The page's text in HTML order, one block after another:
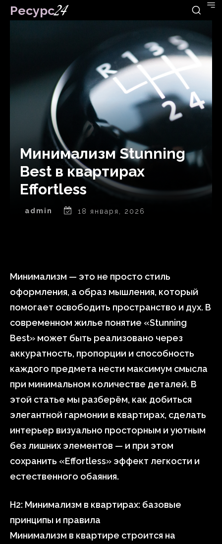
Ресурс24
Минимализм Stunning
Best в квартирах
Effortless
admin 18 января, 2026
Минимализм — это не просто стиль
оформления, а образ мышления, который
помогает освободить пространство и дух. В
современном жилье понятие «Stunning
Best» может быть реализовано через
аккуратность, пропорции и способность
каждого предмета нести максимум смысла
при минимальном количестве деталей. В
этой статье мы разберём, как добиться
элегантной гармонии в квартирах, сделать
интерьер визуально просторным и уютным
без лишних элементов — и при этом
сохранить «Effortless» эффект легкости и
естественного обаяния.
H2: Минимализм в квартирах: базовые
принципы и правила
Минимализм в квартире строится на